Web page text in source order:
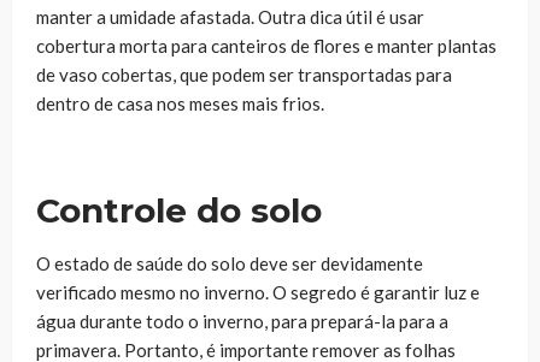
manter a umidade afastada. Outra dica útil é usar
cobertura morta para canteiros de flores e manter plantas
de vaso cobertas, que podem ser transportadas para
dentro de casa nos meses mais frios.
Controle do solo
O estado de saúde do solo deve ser devidamente
verificado mesmo no inverno. O segredo é garantir luz e
água durante todo o inverno, para prepará-la para a
primavera. Portanto, é importante remover as folhas